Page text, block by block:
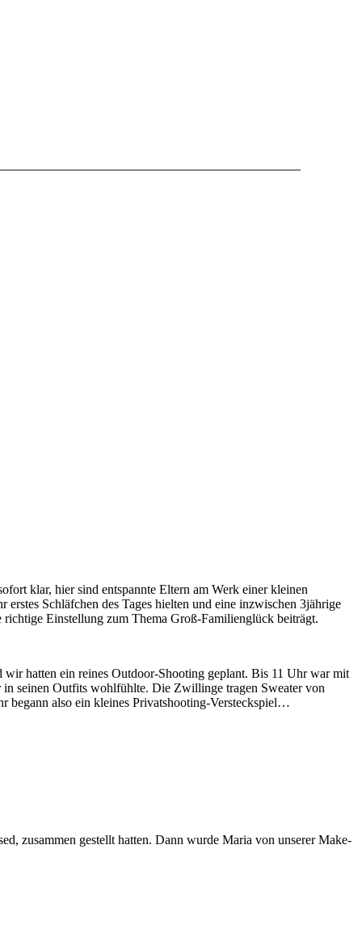
klar, hier sind entspannte Eltern am Werk einer kleinen
Schläfchen des Tages hielten und eine inzwischen 3jährige
Einstellung zum Thema Groß-Familienglück beiträgt.
wir hatten ein reines Outdoor-Shooting geplant. Bis 11 Uhr war mit
seinen Outfits wohlfühlte. Die Zwillinge tragen Sweater von
begann also ein kleines Privatshooting-Versteckspiel…
zusammen gestellt hatten. Dann wurde Maria von unserer Make-